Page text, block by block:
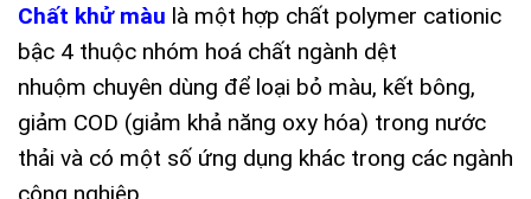
Chất khử màu là một hợp chất polymer cationic
bậc 4 thuộc nhóm hoá chất ngành dệt
nhuộm chuyên dùng để loại bỏ màu, kết bông,
giảm COD (giảm khả năng oxy hóa) trong nước
thải và có một số ứng dụng khác trong các ngành
công nghiệp,…